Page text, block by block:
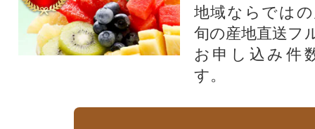
地域ならでは
旬の産地直送フ
お申し込み件
す。